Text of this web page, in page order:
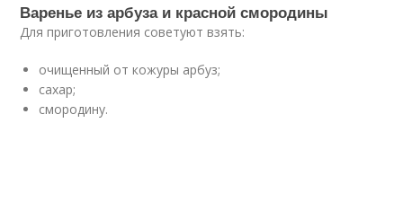
Варенье из арбуза и красной смородины
Для приготовления советуют взять:
очищенный от кожуры арбуз;
сахар;
смородину.